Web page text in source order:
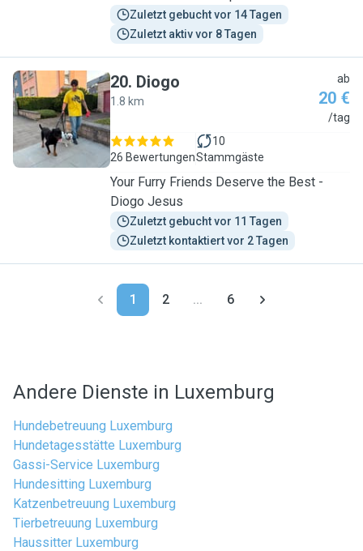
Zuletzt gebucht vor 14 Tagen
Zuletzt aktiv vor 8 Tagen
D
20. Diogo
1.8 km
ab
20 €
/tag
26 Bewertungen
10
Stammgäste
Your Furry Friends Deserve the Best -
Diogo Jesus
Zuletzt gebucht vor 11 Tagen
Zuletzt kontaktiert vor 2 Tagen
1 2 ... 6
Andere Dienste in Luxemburg
Hundebetreuung Luxemburg
Hundetagesstätte Luxemburg
Gassi-Service Luxemburg
Hundesitting Luxemburg
Katzenbetreuung Luxemburg
Tierbetreuung Luxemburg
Haussitter Luxemburg